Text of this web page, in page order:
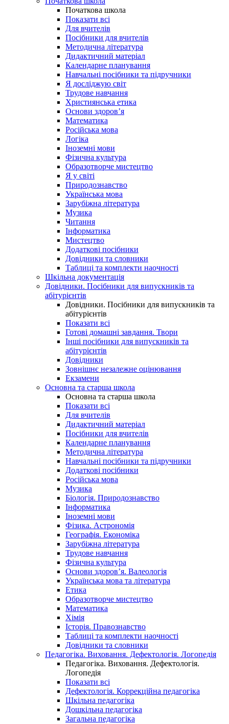
Початкова школа
Показати всі
Для вчителів
Посібники для вчителів
Методична література
Дидактичний матеріал
Календарне планування
Навчальні посібники та підручники
Я досліджую світ
Трудове навчання
Християнська етика
Основи здоров’я
Математика
Російська мова
Логіка
Іноземні мови
Фізична культура
Образотворче мистецтво
Я у світі
Природознавство
Українська мова
Зарубіжна література
Музика
Читання
Інформатика
Мистецтво
Додаткові посібники
Довідники та словники
Таблиці та комплекти наочності
Шкільна документація
Довідники. Посібники для випускників та
абітурієнтів
Довідники. Посібники для випускників та
абітурієнтів
Показати всі
Готові домашні завдання. Твори
Інші посібники для випускників та
абітурієнтів
Довідники
Зовнішнє незалежне оцінювання
Екзамени
Основна та старша школа
Основна та старша школа
Показати всі
Для вчителів
Дидактичний матеріал
Посібники для вчителів
Календарне планування
Методична література
Навчальні посібники та підручники
Додаткові посібники
Російська мова
Музика
Біологія. Природознавство
Інформатика
Іноземні мови
Фізика. Астрономія
Географія. Економіка
Зарубіжна література
Трудове навчання
Фізична культура
Основи здоров’я. Валеологія
Українська мова та література
Етика
Образотворче мистецтво
Математика
Хімія
Історія. Правознавство
Таблиці та комплекти наочності
Довідники та словники
Педагогіка. Виховання. Дефектологія. Логопедія
Педагогіка. Виховання. Дефектологія.
Логопедія
Показати всі
Дефектологія. Коррекційна педагогіка
Шкільна педагогіка
Дошкільна педагогіка
Загальна педагогіка